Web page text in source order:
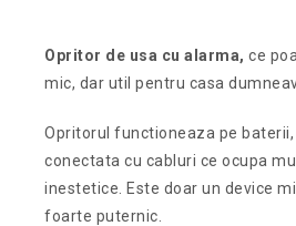
Opritor de usa cu alarma, ce
mic, dar util pentru casa
Opritorul functioneaza pe
conectata cu cabluri ce ocupa
inestetice. Este doar un device
foarte puternic.